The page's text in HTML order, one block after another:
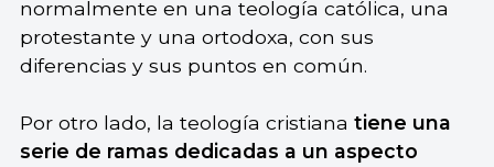
normalmente en una teología católica, una
protestante y una ortodoxa, con sus
diferencias y sus puntos en común.
Por otro lado, la teología cristiana tiene una
serie de ramas dedicadas a un aspecto